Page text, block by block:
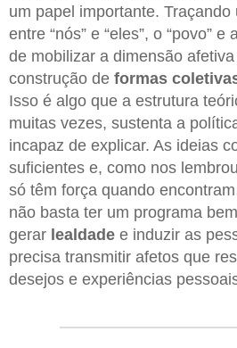
um papel importante.
entre “nós” e “eles”, o “povo” e
de mobilizar a dimensão
construção de formas
Isso é algo que a estrutura
muitas vezes, sustenta a
incapaz de explicar. As ideias
suficientes e, como nos lembrou
só têm força quando
não basta ter um programa
gerar lealdade e induzir as
precisa transmitir afetos que
desejos e experiências